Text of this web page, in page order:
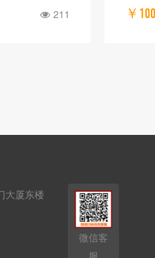
211 ￥100
大厦东楼
微信客